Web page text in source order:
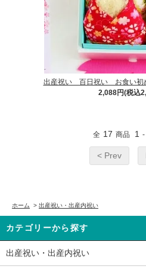
出産祝い 百日祝い お食い初
2,088円(税込
全 17 商品 1 -
< Prev
ホーム > 出産祝い・出産内祝い
カテゴリーから探す
出産祝い・出産内祝い